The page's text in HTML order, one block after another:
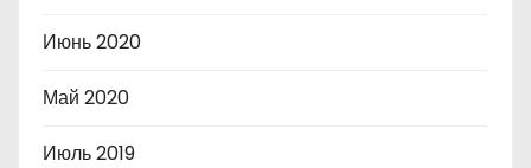
Июнь 2020
Май 2020
Июль 2019